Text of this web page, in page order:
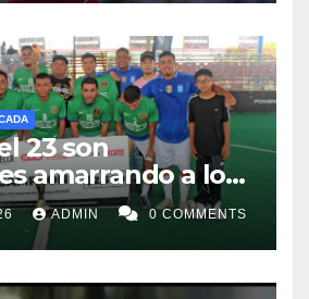
23 son
amarrando a los
ADMIN 0 COMMENTS